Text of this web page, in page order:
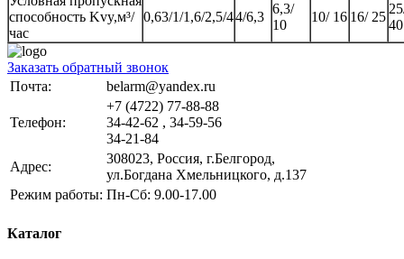
способность Kvy,м³/
час
0,63/1/1,6/2,5/44/6,3
6,3/
10
10/ 16 16/ 25
40
Заказать обратный звонок
Почта:
belarm@yandex.ru
Телефон:
+7 (4722) 77-88-88
34-42-62 , 34-59-56
34-21-84
Адрес:
308023, Россия, г.Белгород,
ул.Богдана Хмельницкого, д.137
Режим работы: Пн-Сб: 9.00-17.00
Каталог